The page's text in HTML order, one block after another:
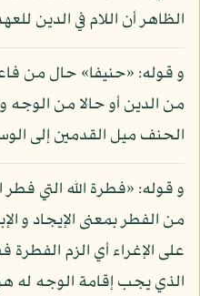
الظاهر أن اللام في الدين
و قوله: «حنيفا» حال من
من الدين أو حالا من الوجه
الحنف ميل القدمين إلى
و قوله: «فطرة الله التي فطر
من الفطر بمعنى الإيجاد و
على الإغراء أي الزم الفطرة
الذي يجب إقامة الوجه له